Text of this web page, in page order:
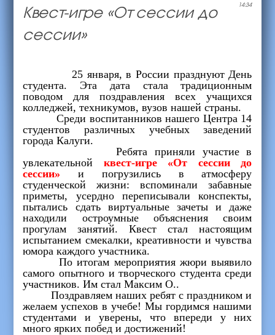
14:34
Квест-игре «От сессии до
сессии»
25 января, в России празднуют День
студента. Эта дата стала традиционным
поводом для поздравления всех учащихся
колледжей, техникумов, вузов нашей страны.
Среди воспитанников нашего Центра 14
студентов различных учебных заведений
города Калуги.
Ребята приняли участие в
увлекательной квест-игре «От сессии до
сессии» и погрузились в атмосферу
студенческой жизни: вспоминали забавные
приметы, усердно переписывали конспекты,
пытались сдать виртуальные зачеты и даже
находили остроумные объяснения своим
прогулам занятий. Квест стал настоящим
испытанием смекалки, креативности и чувства
юмора каждого участника.
По итогам мероприятия жюри выявило
самого опытного и творческого студента среди
участников. Им стал Максим О..
Поздравляем наших ребят с праздником и
желаем успехов в учебе! Мы гордимся нашими
студентами и уверены, что впереди у них
много ярких побед и достижений!